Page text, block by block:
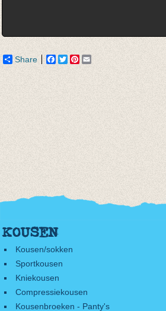
Share Facebook
TwitterPinterest
KOUSEN
Kousen/sokken
Sportkousen
Kniekousen
Compressiekousen
Kousenbroeken - Panty's